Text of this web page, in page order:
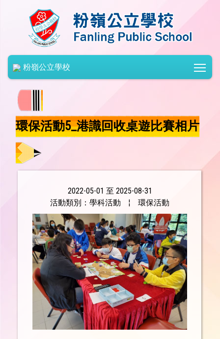
粉嶺公立學校
環保活動5_港識回收桌遊比賽相片
2022-05-01 至 2025-08-31
活動類別：學科活動
¦ 環保活動